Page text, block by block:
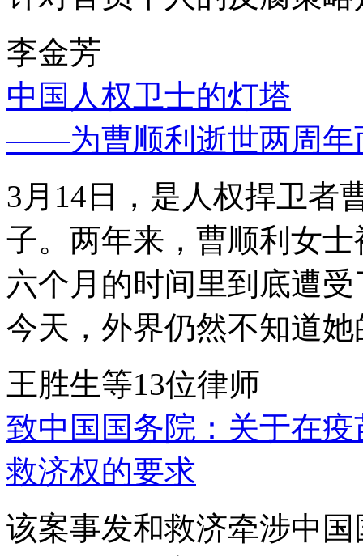
李金芳
中国人权卫士的灯塔
——为曹顺利逝世两周年
3月14日，是人权捍卫者
子。两年来，曹顺利女
六个月的时间里到底遭
今天，外界仍然不知道
王胜生等13位律师
致中国国务院：关于在
救济权的要求
该案事发和救济牵涉中